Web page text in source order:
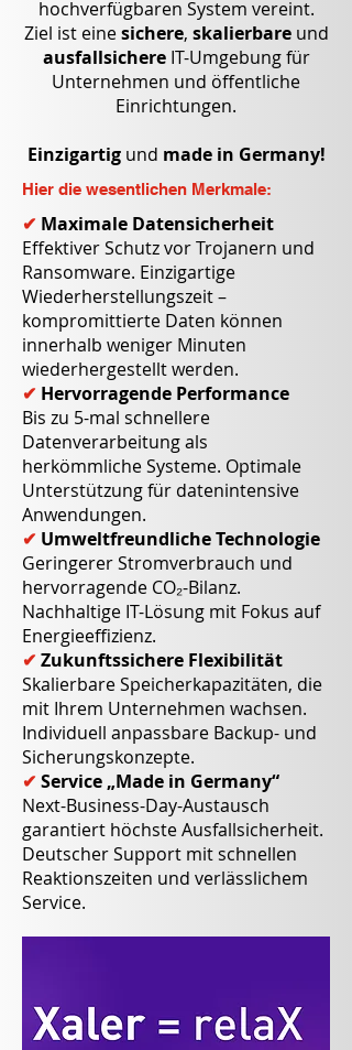
hochverfügbaren System vereint.
Ziel ist einesichere, skalierbare und
ausfallsichereIT-Umgebung für
Unternehmen und öffentliche
Einrichtungen.
Einzigartig und made in Germany!
Hier die wesentlichen Merkmale:
✔ Maximale Datensicherheit
Effektiver Schutz vor Trojanern und
Ransomware. Einzigartige
Wiederherstellungszeit –
kompromittierte Daten können
innerhalb weniger Minuten
wiederhergestellt werden.
✔ Hervorragende Performance
Bis zu 5-mal schnellere
Datenverarbeitung als
herkömmliche Systeme. Optimale
Unterstützung für datenintensive
Anwendungen.
✔ Umweltfreundliche Technologie
Geringerer Stromverbrauch und
hervorragende CO₂-Bilanz.
Nachhaltige IT-Lösung mit Fokus auf
Energieeffizienz.
✔ Zukunftssichere Flexibilität
Skalierbare Speicherkapazitäten, die
mit Ihrem Unternehmen wachsen.
Individuell anpassbare Backup- und
Sicherungskonzepte.
✔ Service „Made in Germany“
Next-Business-Day-Austausch
garantiert höchste Ausfallsicherheit.
Deutscher Support mit schnellen
Reaktionszeiten und verlässlichem
Service.